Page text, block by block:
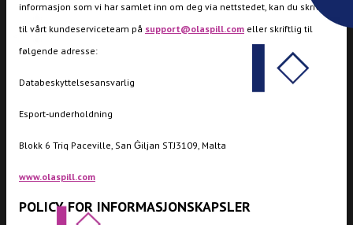
informasjon som vi har samlet inn om deg via nettstedet, kan du skrive
til vårt kundeserviceteam på support@olaspill.com eller skriftlig til
følgende adresse:
Databeskyttelsesansvarlig
Esport-underholdning
Blokk 6 Triq Paceville, San Ġiljan STJ3109, Malta
www.olaspill.com
POLICY FOR INFORMASJONSKAPSLER